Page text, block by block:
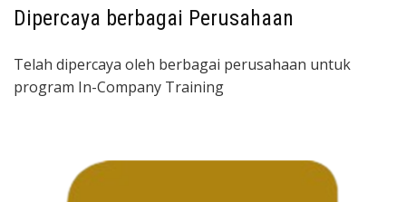
Dipercaya berbagai Perusahaan
Telah dipercaya oleh berbagai perusahaan untuk
program In-Company Training